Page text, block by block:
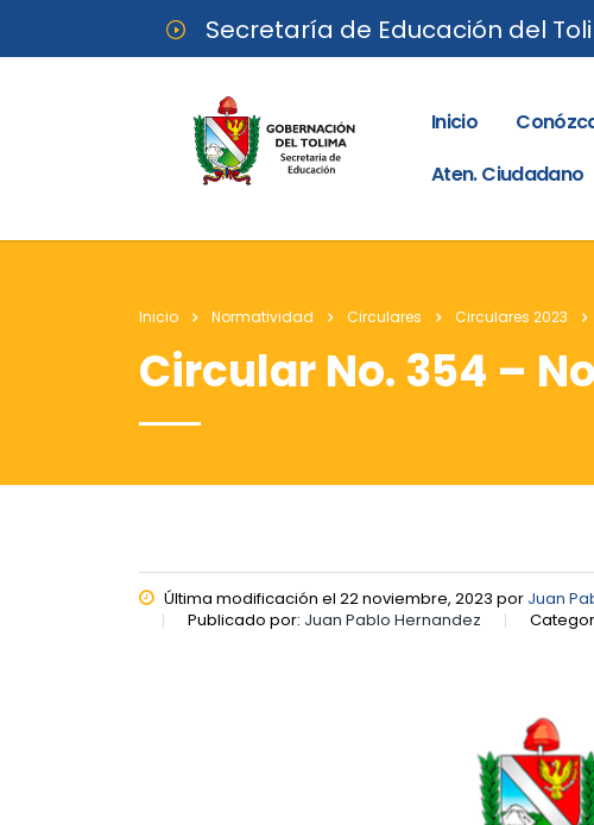
Secretaría de Educación del
Inicio
Aten. Ciudadano
Inicio Normatividad Circulares Circulares 2023
Circular No. 354 –
Última modificación el 22 noviembre, 2023 por Juan
Publicado por: Juan Pablo Hernandez